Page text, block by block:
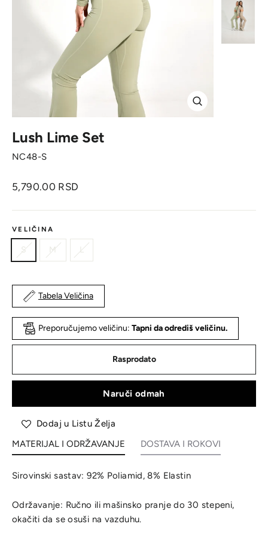
Zatvori
Lush Lime Set
NC48-S
Originalna
5,790.00 RSD
VELIČINA
S M L
Tabela Veličina
Preporučujemo veličinu: Tapni da odrediš veličinu.
Rasprodato
Naruči odmah
Dodaj u Listu Želja
MATERIJAL I ODRŽAVANJE
Sirovinski sastav: 92% Poliamid, 8% Elastin
Održavanje: Ručno ili mašinsko pranje do 30 stepeni,
okačiti da se osuši na vazduhu.
DOSTAVA I ROKOVI